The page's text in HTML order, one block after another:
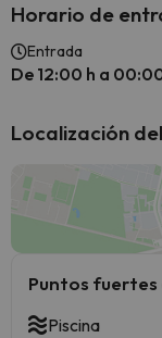
Horario de
Entrada
De 12:00 h a
Localización
Puntos
Piscina